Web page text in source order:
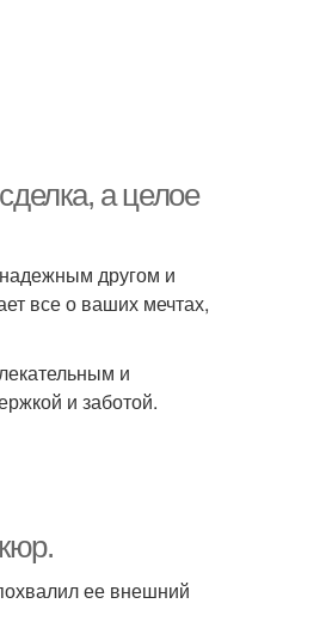
а целое
другом и
все о ваших мечтах,
и
и заботой.
ее внешний